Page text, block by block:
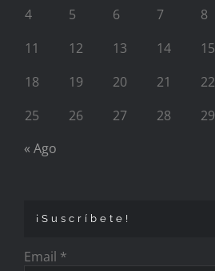
4
5 6 7 8
11
12 13 14 15
18
19 20 21 22
25
26 27 28 29
« Ago
¡Suscríbete!
Email *